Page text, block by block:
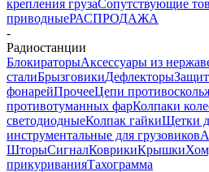
крепления грузаСопутствующие
приводныеРАСПРОДАЖА
-
Радиостанции
БлокираторыАксессуары из
сталиБрызговикиДефлекторы
фонарейПрочееЦепи
противотуманных фарКолпаки
светодиодныеКолпак гайкиЩетки
инструментальные для грузовиков
ШторыСигналКоврикиКрышки
прикуриванияТахограмма